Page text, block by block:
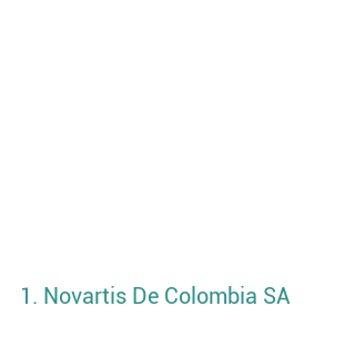
1. Novartis De Colombia SA